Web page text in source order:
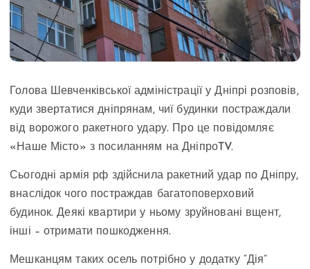
Голова Шевченківської адміністрації у Дніпрі розповів,
куди звертатися дніпрянам, чиї будинки постраждали
від ворожого ракетного удару. Про це повідомляє
«Наше Місто» з посиланням на ДніпроTV.
Сьогодні армія рф здійснила ракетний удар по Дніпру,
внаслідок чого постраждав багатоповерховий
будинок. Деякі квартири у ньому зруйновані вщент,
інші – отримати пошкодження.
Мешканцям таких осель потрібно у додатку “Дія”